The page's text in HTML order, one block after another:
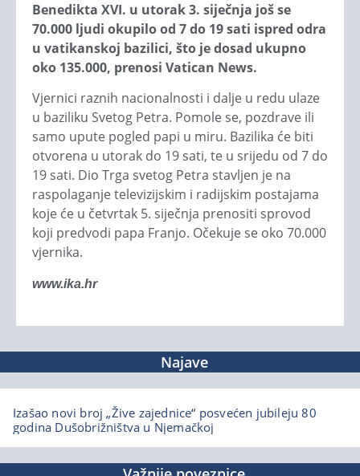
Benedikta XVI. u utorak 3. siječnja još se
70.000 ljudi okupilo od 7 do 19 sati ispred odra
u vatikanskoj bazilici, što je dosad ukupno
oko 135.000, prenosi Vatican News.
Vjernici raznih nacionalnosti i dalje u redu ulaze
u baziliku Svetog Petra. Pomole se, pozdrave ili
samo upute pogled papi u miru. Bazilika će biti
otvorena u utorak do 19 sati, te u srijedu od 7 do
19 sati. Dio Trga svetog Petra stavljen je na
raspolaganje televizijskim i radijskim postajama
koje će u četvrtak 5. siječnja prenositi sprovod
koji predvodi papa Franjo. Očekuje se oko 70.000
vjernika.
www.ika.hr
Najave
Izašao novi broj „Žive zajednice“ posvećen jubileju 80
godina Dušobrižništva u Njemačkoj